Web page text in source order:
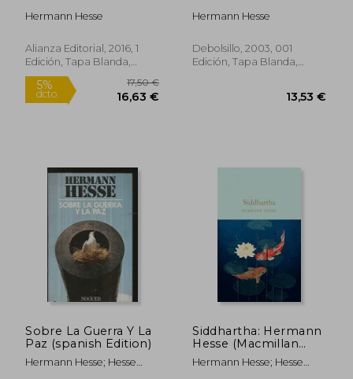
Rápido
Hermann Hesse
Alianza Editorial, 2016, 1
Edición, Tapa Blanda,
Nuevo
Hermann Hesse
Debolsillo, 2003, 001
Edición, Tapa Blanda,
Sobre La Guerra Y La
Paz (spanish Edition)
Hermann Hesse; Hesse
Siddhartha: Hermann
Hesse (Macmillan
Collector's Library)
(en Inglés)
Hermann Hesse; Hesse